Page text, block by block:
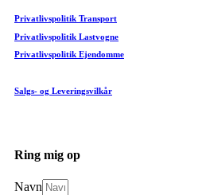
Privatlivspolitik Transport
Privatlivspolitik Lastvogne
Privatlivspolitik Ejendomme
Salgs- og Leveringsvilkår
Ring mig op
Navn